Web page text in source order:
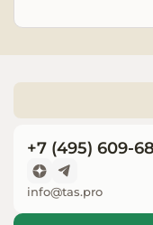
+7 (495) 609-
info@tas.pro